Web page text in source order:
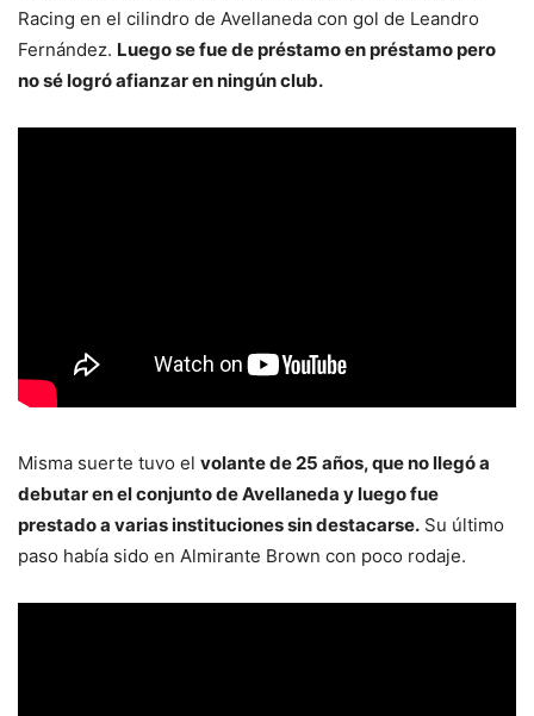
Racing en el cilindro de Avellaneda con gol de Leandro
Fernández. Luego se fue de préstamo en préstamo pero
no sé logró afianzar en ningún club.
Misma suerte tuvo el volante de 25 años, que no llegó a
debutar en el conjunto de Avellaneda y luego fue
prestado a varias instituciones sin destacarse. Su último
paso había sido en Almirante Brown con poco rodaje.